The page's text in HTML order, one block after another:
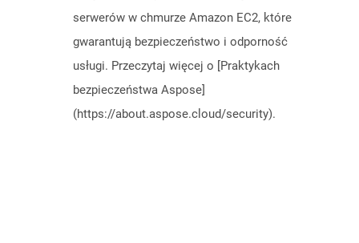
serwerów w chmurze Amazon EC2, które
gwarantują bezpieczeństwo i odporność
usługi. Przeczytaj więcej o [Praktykach
bezpieczeństwa Aspose]
(https://about.aspose.cloud/security).